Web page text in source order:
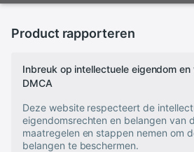
Product rapporteren
Inbreuk op intellectuele eigendom
DMCA
Deze website respecteert de
eigendomsrechten en belangen van
maatregelen en stappen nemen om
belangen te beschermen.